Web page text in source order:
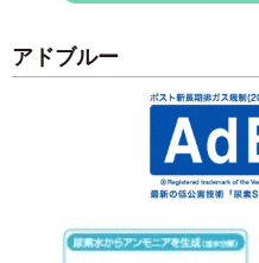
アドブルー